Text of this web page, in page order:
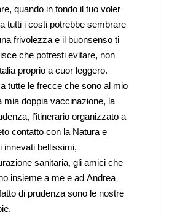
quando in fondo il tuo voler
tutti i costi potrebbe sembrare
frivolezza e il buonsenso ti
che potresti evitare, non
proprio a cuor leggero.
tutte le frecce che sono al mio
mia doppia vaccinazione, la
l’itinerario organizzato a
contatto con la Natura e
innevati bellissimi,
sanitaria, gli amici che
insieme a me e ad Andrea
di prudenza sono le nostre